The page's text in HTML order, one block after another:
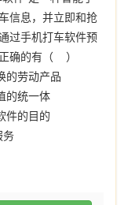
信息，并立即和抢
过手机打车软件预
确的有（ ）
的劳动产品
的统一体
件的目的
务